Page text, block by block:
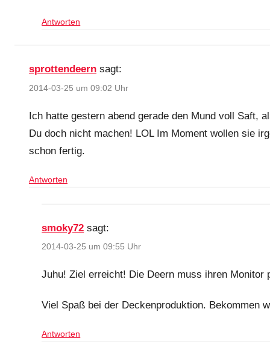
Antworten
sprottendeern sagt:
2014-03-25 um 09:02 Uhr
Ich hatte gestern abend gerade den Mund voll Saft,
Du doch nicht machen! LOL Im Moment wollen sie
schon fertig.
Antworten
smoky72 sagt:
2014-03-25 um 09:55 Uhr
Juhu! Ziel erreicht! Die Deern muss ihren Monitor
Viel Spaß bei der Deckenproduktion. Bekommen
Antworten